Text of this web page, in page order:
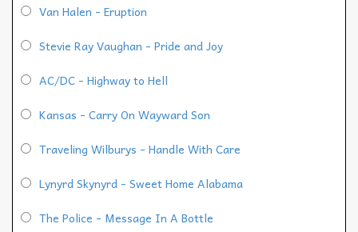
Van Halen - Eruption
Stevie Ray Vaughan - Pride and Joy
AC/DC - Highway to Hell
Kansas - Carry On Wayward Son
Traveling Wilburys - Handle With Care
Lynyrd Skynyrd - Sweet Home Alabama
The Police - Message In A Bottle